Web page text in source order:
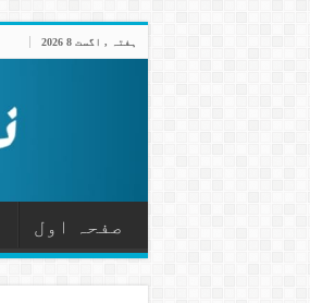
ہفتہ , اگست 8 2026
صفحہ اول